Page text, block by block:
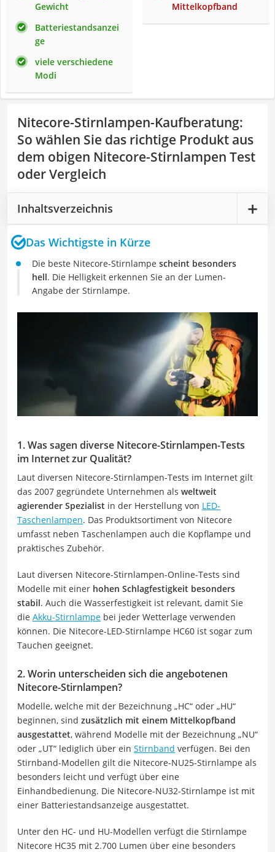
Gewicht
Batteriestandsanzei
ge
viele verschiedene
Modi
Mittelkopfband
Nitecore-Stirnlampen-Kaufberatung:
So wählen Sie das richtige Produkt aus
dem obigen Nitecore-Stirnlampen Test
oder Vergleich
Inhaltsverzeichnis
Das Wichtigste in Kürze
Die beste Nitecore-Stirnlampe scheint besonders
hell. Die Helligkeit erkennen Sie an der Lumen-
Angabe der Stirnlampe.
1. Was sagen diverse Nitecore-Stirnlampen-Tests
im Internet zur Qualität?
Laut diversen Nitecore-Stirnlampen-Tests im Internet gilt
das 2007 gegründete Unternehmen als weltweit
agierender Spezialist in der Herstellung von LED-
Taschenlampen. Das Produktsortiment von Nitecore
umfasst neben Taschenlampen auch die Kopflampe und
praktisches Zubehör.
Laut diversen Nitecore-Stirnlampen-Online-Tests sind
Modelle mit einer hohen Schlagfestigkeit besonders
stabil. Auch die Wasserfestigkeit ist relevant, damit Sie
die Akku-Stirnlampe bei jeder Wetterlage verwenden
können. Die Nitecore-LED-Stirnlampe HC60 ist sogar zum
Tauchen geeignet.
2. Worin unterscheiden sich die angebotenen
Nitecore-Stirnlampen?
Modelle, welche mit der Bezeichnung „HC“ oder „HU“
beginnen, sind zusätzlich mit einem Mittelkopfband
ausgestattet, während Modelle mit der Bezeichnung „NU“
oder „UT“ lediglich über ein Stirnband verfügen. Bei den
Stirnband-Modellen gilt die Nitecore-NU25-Stirnlampe als
besonders leicht und verfügt über eine
Einhandbedienung. Die Nitecore-NU32-Stirnlampe ist mit
einer Batteriestandsanzeige ausgestattet.
Unter den HC- und HU-Modellen verfügt die Stirnlampe
Nitecore HC35 mit 2.700 Lumen über eine besonders